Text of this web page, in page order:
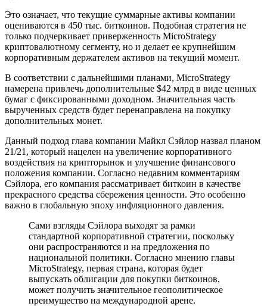
Это означает, что текущие суммарные активы компании
оцениваются в 450 тыс. биткоинов. Подобная стратегия не
только подчеркивает приверженность MicroStrategy
криптовалютному сегменту, но и делает ее крупнейшим
корпоративным держателем активов на текущий момент.
В соответствии с дальнейшими планами, MicroStrategy
намерена привлечь дополнительные $42 млрд в виде ценных
бумаг с фиксированными доходном. Значительная часть
вырученных средств будет перенаправлена на покупку
дополнительных монет.
Данный подход глава компании Майкл Сэйлор назвал планом
21/21, который нацелен на увеличение корпоративного
воздействия на крипторынок и улучшение финансового
положения компании. Согласно недавним комментариям
Сэйлора, его компания рассматривает биткоин в качестве
прекрасного средства сбережения ценности. Это особенно
важно в глобальную эпоху инфляционного давления.
Сами взгляды Сэйлора выходят за рамки
стандартной корпоративной стратегии, поскольку
они распространяются и на предложения по
национальной политики. Согласно мнению главы
MicroStrategy, первая страна, которая будет
выпускать облигации для покупки биткоинов,
может получить значительное геополитическое
преимущество на международной арене.